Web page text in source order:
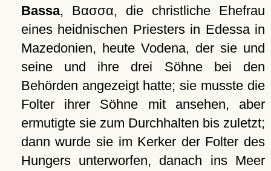
Bassa, Βασσα, die christliche Ehefrau
eines heidnischen Priesters in Edessa in
Mazedonien, heute Vodena, der sie und
seine und ihre drei Söhne bei den
Behörden angezeigt hatte; sie musste die
Folter ihrer Söhne mit ansehen, aber
ermutigte sie zum Durchhalten bis zuletzt;
dann wurde sie im Kerker der Folter des
Hungers unterworfen, danach ins Meer